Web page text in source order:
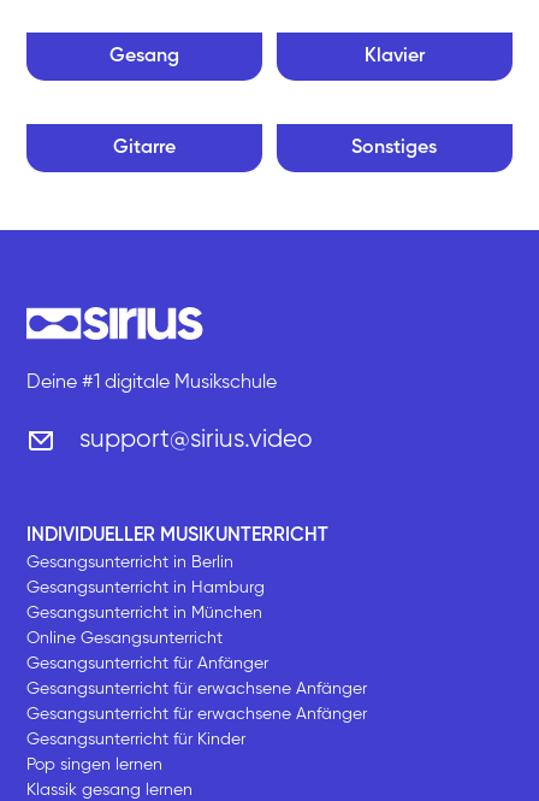
Gesang Klavier
Gitarre Sonstiges
Deine #1 digitale Musikschule
support@sirius.video
INDIVIDUELLER MUSIKUNTERRICHT
Gesangsunterricht in Berlin
Gesangsunterricht in Hamburg
Gesangsunterricht in München
Online Gesangsunterricht
Gesangsunterricht für Anfänger
Gesangsunterricht für erwachsene Anfänger
Gesangsunterricht für erwachsene Anfänger
Gesangsunterricht für Kinder
Pop singen lernen
Klassik gesang lernen